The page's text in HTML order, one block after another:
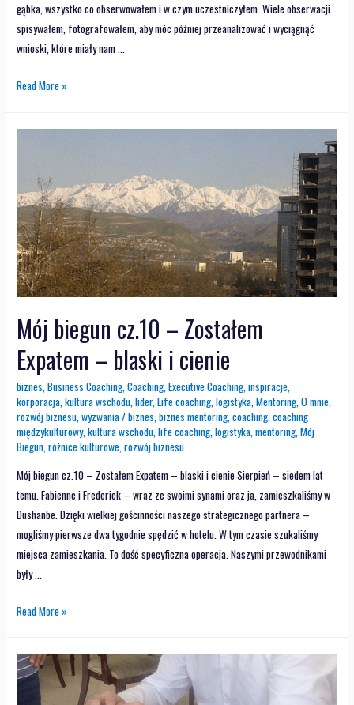
gąbka, wszystko co obserwowałem i w czym uczestniczyłem. Wiele obserwacji
spisywałem, fotografowałem, aby móc później przeanalizować i wyciągnąć
wnioski, które miały nam …
Read More »
Mój biegun cz.10 – Zostałem
Expatem – blaski i cienie
biznes,Business Coaching,Coaching,Executive Coaching,inspiracje,
korporacja,kultura wschodu,lider,Life coaching,logistyka,Mentoring,O mnie,
rozwój biznesu,wyzwania/biznes,biznes mentoring,coaching,coaching
międzykulturowy,kultura wschodu,life coaching,logistyka,mentoring,Mój
Biegun,różnice kulturowe,rozwój biznesu
Mój biegun cz.10 – Zostałem Expatem – blaski i cienie Sierpień – siedem lat
temu. Fabienne i Frederick – wraz ze swoimi synami oraz ja, zamieszkaliśmy w
Dushanbe. Dzięki wielkiej gościnności naszego strategicznego partnera –
mogliśmy pierwsze dwa tygodnie spędzić w hotelu. W tym czasie szukaliśmy
miejsca zamieszkania. To dość specyficzna operacja. Naszymi przewodnikami
były …
Read More »